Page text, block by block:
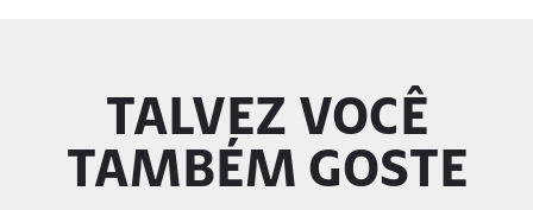
TALVEZ VOCÊ
TAMBÉM GOSTE